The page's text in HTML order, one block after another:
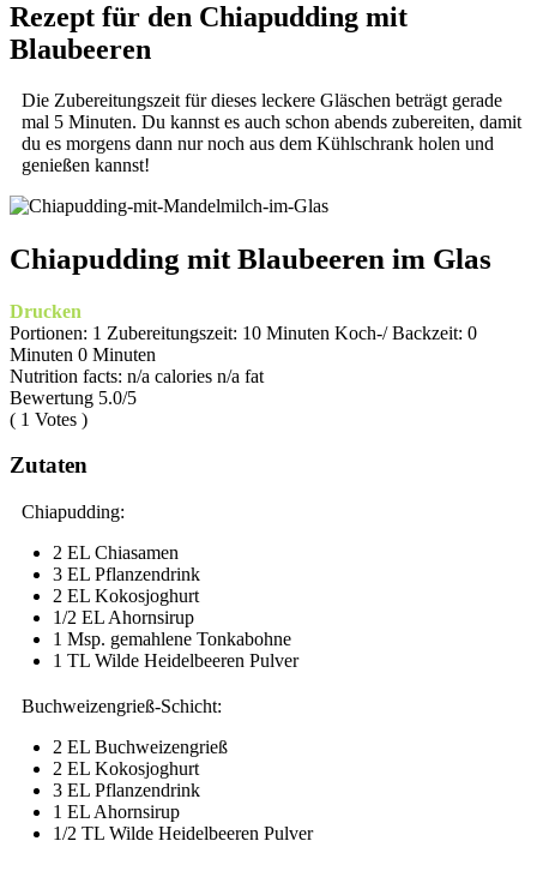
Rezept für den Chiapudding mit
Blaubeeren
Die Zubereitungszeit für dieses leckere Gläschen beträgt gerade
mal 5 Minuten. Du kannst es auch schon abends zubereiten, damit
du es morgens dann nur noch aus dem Kühlschrank holen und
genießen kannst!
Chiapudding mit Blaubeeren im Glas
Drucken
Portionen: 1 Zubereitungszeit: 10 Minuten Koch-/ Backzeit: 0
Minuten 0 Minuten
Nutrition facts: n/a calories n/a fat
Bewertung 5.0/5
( 1 Votes )
Zutaten
Chiapudding:
2 EL Chiasamen
3 EL Pflanzendrink
2 EL Kokosjoghurt
1/2 EL Ahornsirup
1 Msp. gemahlene Tonkabohne
1 TL Wilde Heidelbeeren Pulver
Buchweizengrieß-Schicht:
2 EL Buchweizengrieß
2 EL Kokosjoghurt
3 EL Pflanzendrink
1 EL Ahornsirup
1/2 TL Wilde Heidelbeeren Pulver